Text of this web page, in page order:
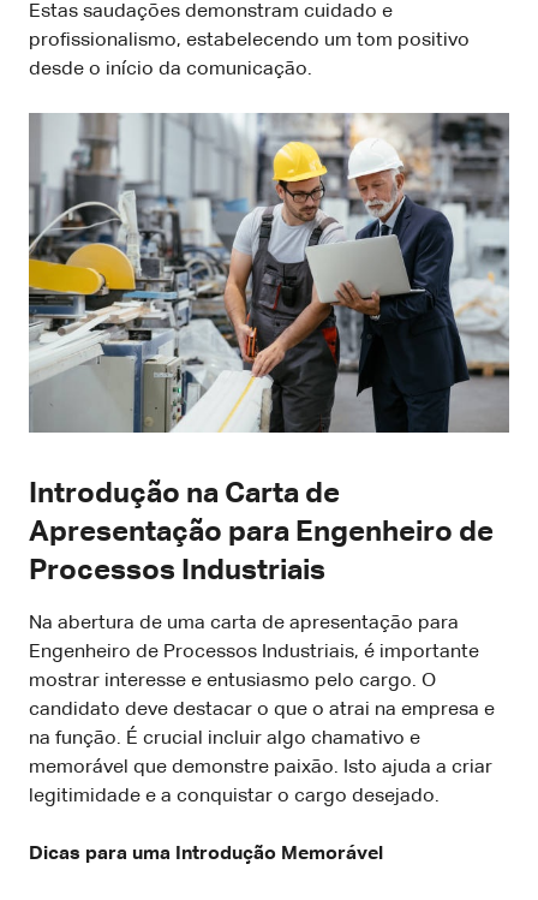
Estas saudações demonstram cuidado e
profissionalismo, estabelecendo um tom positivo
desde o início da comunicação.
Introdução na Carta de
Apresentação para Engenheiro de
Processos Industriais
Na abertura de uma carta de apresentação para
Engenheiro de Processos Industriais, é importante
mostrar interesse e entusiasmo pelo cargo. O
candidato deve destacar o que o atrai na empresa e
na função. É crucial incluir algo chamativo e
memorável que demonstre paixão. Isto ajuda a criar
legitimidade e a conquistar o cargo desejado.
Dicas para uma Introdução Memorável